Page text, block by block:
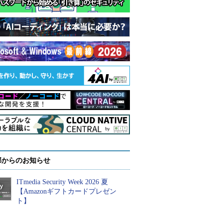
らのお知らせ
ITmedia Security Week 2026 夏
【Amazonギフトカードプレゼン
ト】